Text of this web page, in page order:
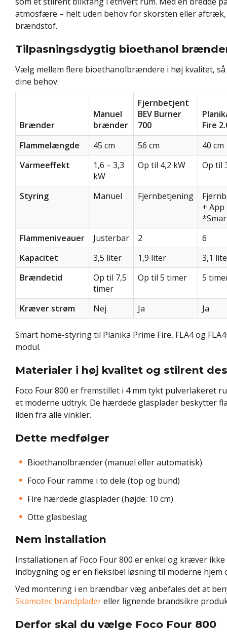
atmosfære – helt uden behov for skorsten eller
brændstof.
Tilpasningsdygtig bioethanol
Vælg mellem flere bioethanolbrændere i høj kvalitet,
dine behov:
Brænder
Manuel
brænder
Fjernbetjent
BEV Burner
700
Fire
Flammelængde
45 cm 56 cm
40 cm
Varmeeffekt
1,6 – 3,3
kW
Op til 4,2 kW Op til
Styring Manuel Fjernbetjening
+ App
Flammeniveauer
Justerbar 2
6
Kapacitet
3,5 liter 1,9 liter
3,1
Brændetid
Op til 7,5
timer
Op til 5 timer 5
Kræver strøm Nej Ja Ja
Smart home-styring til Planika Prime Fire, FLA4 og
modul.
Materialer i høj kvalitet og stilrent
Foco Four 800 er fremstillet i 4 mm tykt pulverlakeret
et moderne udtryk. De hærdede glasplader beskytter
ilden fra alle vinkler.
Dette medfølger
Bioethanolbrænder (manuel eller automatisk)
Foco Four ramme i to dele (top og bund)
Fire hærdede glasplader (højde: 10 cm)
Otte glasbeslag
Nem installation
Installationen af Foco Four 800 er enkel og kræver
indbygning og er en fleksibel løsning til moderne hjem
Ved montering i en brændbar væg anbefales det at
Skamotec brandpladereller lignende brandsikre
Derfor skal du vælge Foco Four 800